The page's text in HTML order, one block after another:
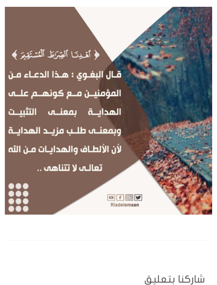
شاركنا بتعليق